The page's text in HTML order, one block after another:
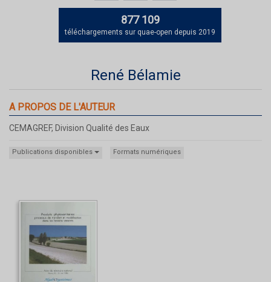
877 109
téléchargements sur quae-open depuis 2019
René Bélamie
A PROPOS DE L'AUTEUR
CEMAGREF, Division Qualité des Eaux
Publications disponibles Formats numériques